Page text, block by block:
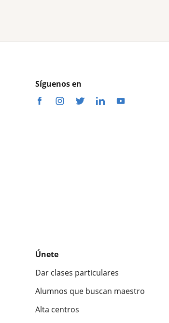
Síguenos en
Únete
Dar clases particulares
Alumnos que buscan maestro
Alta centros